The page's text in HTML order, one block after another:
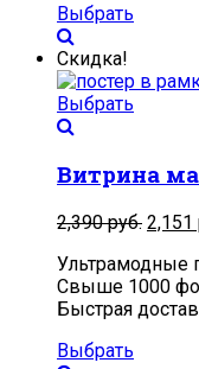
Выбрать
Скидка!
Выбрать
Витрина
2,390руб. 2,151
Ультрамодные
Свыше 1000
Быстрая
Выбрать